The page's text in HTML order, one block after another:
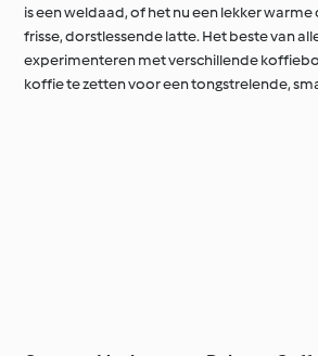
is een weldaad, of het nu een lekker
frisse, dorstlessende latte. Het beste van
experimenteren met verschillende
koffie te zetten voor een tongstrelende,